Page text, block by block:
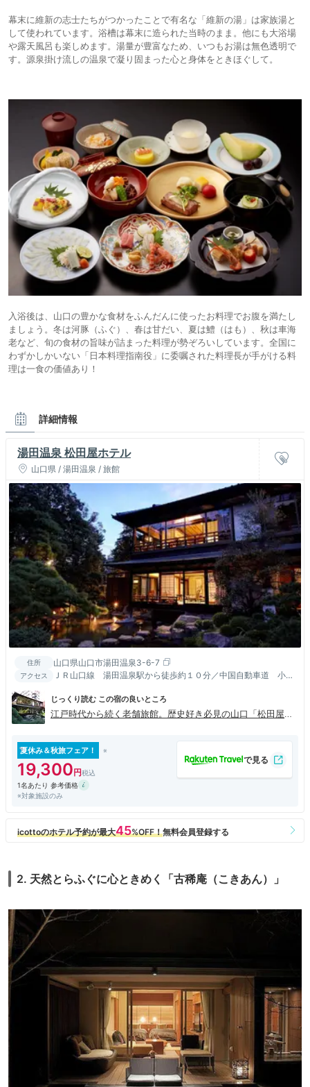
幕末に維新の志士たちがつかったことで有名な「維新の湯」は家族湯と
して使われています。浴槽は幕末に造られた当時のまま。他にも大浴場
や露天風呂も楽しめます。湯量が豊富なため、いつもお湯は無色透明で
す。源泉掛け流しの温泉で凝り固まった心と身体をときほぐして。
入浴後は、山口の豊かな食材をふんだんに使ったお料理でお腹を満たし
ましょう。冬は河豚（ふぐ）、春は甘だい、夏は鱧（はも）、秋は車海
老など、旬の食材の旨味が詰まった料理が勢ぞろいしています。全国に
わずかしかいない「日本料理指南役」に委嘱された料理長が手がける料
理は一食の価値あり！
詳細情報
湯田温泉 松田屋ホテル
山口県 / 湯田温泉 / 旅館
住所 山口県山口市湯田温泉3-6-7
アクセス
ＪＲ山口線 湯田温泉駅から徒歩約１０分／中国自動車道 小郡
じっくり読む この宿の良いところ
江戸時代から続く老舗旅館。歴史好き必見の山口「松田屋ホ
夏休み＆秋旅フェア！
19,300
1名あたり 参考価格
※対象施設のみ
2. 天然とらふぐに心ときめく「古稀庵（こきあん）」